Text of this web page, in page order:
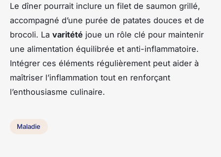
Le dîner pourrait inclure un filet de saumon grillé,
accompagné d’une purée de patates douces et de
brocoli. La varitété joue un rôle clé pour maintenir
une alimentation équilibrée et anti-inflammatoire.
Intégrer ces éléments régulièrement peut aider à
maîtriser l’inflammation tout en renforçant
l’enthousiasme culinaire.
Maladie